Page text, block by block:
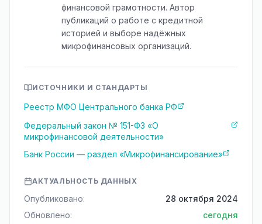
финансовой грамотности. Автор
публикаций о работе с кредитной
историей и выборе надёжных
микрофинансовых организаций.
ИСТОЧНИКИ И СТАНДАРТЫ
Реестр МФО Центрального банка РФ
Федеральный закон № 151-ФЗ «О
микрофинансовой деятельности»
Банк России — раздел «Микрофинансирование»
АКТУАЛЬНОСТЬ ДАННЫХ
Опубликовано:
28 октября 2024
Обновлено:
сегодня